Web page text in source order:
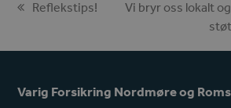
previous
Reflekstips!
Vi bryr oss lokalt
Varig Forsikring Nordmøre og